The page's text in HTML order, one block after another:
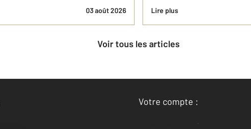
03 août 2026 Lire plus
Voir tous les articles
Votre compte :
Accéder à mon compte